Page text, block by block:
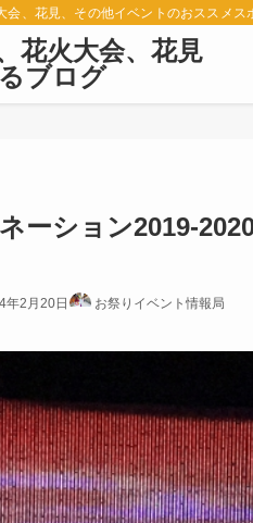
会、花見、その他イベントのおススメス
花火大会、花見
ブログ
ーション2019-
年2月20日 お祭りイベント情報局